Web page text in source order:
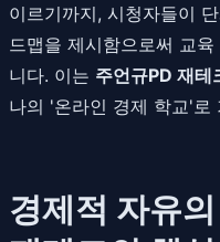
이르기까지, 시청자들이
드맵을 제시함으로써 교
니다. 이는 주언규PD 재테
나의 '온라인 경제 학교'로
경제적 자유